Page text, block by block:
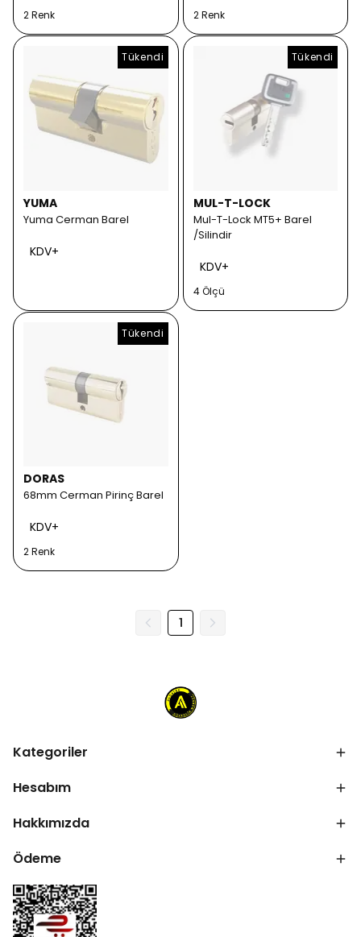
2 Renk 2 Renk
Tükendi
YUMA
Yuma Cerman Barel
KDV+
Tükendi
MUL-T-LOCK
Mul-T-Lock MT5+ Barel
/Silindir
KDV+
4 Ölçü
Tükendi
DORAS
68mm Cerman Pirinç Barel
KDV+
2 Renk
1
Kategoriler
Hesabım
Hakkımızda
Ödeme